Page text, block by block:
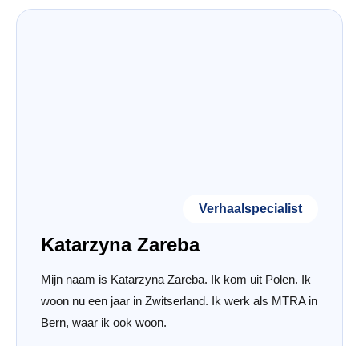
Verhaalspecialist
Katarzyna Zareba
Mijn naam is Katarzyna Zareba. Ik kom uit Polen. Ik
woon nu een jaar in Zwitserland. Ik werk als MTRA in
Bern, waar ik ook woon.